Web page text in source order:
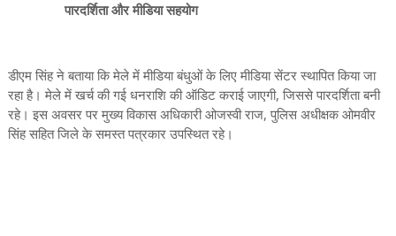
पारदर्शिता और मीडिया सहयोग
डीएम सिंह ने बताया कि मेले में मीडिया बंधुओं के लिए मीडिया सेंटर स्थापित किया जा
रहा है। मेले में खर्च की गई धनराशि की ऑडिट कराई जाएगी, जिससे पारदर्शिता बनी
रहे। इस अवसर पर मुख्य विकास अधिकारी ओजस्वी राज, पुलिस अधीक्षक ओमवीर
सिंह सहित जिले के समस्त पत्रकार उपस्थित रहे।